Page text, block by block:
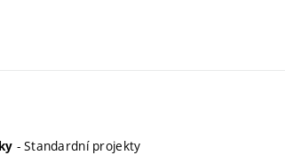
- Standardní projekty